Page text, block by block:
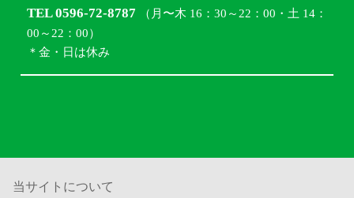
TEL 0596-72-8787 （月〜木 16：30～22：00・土 14：
00～22：00）
＊金・日は休み
当サイトについて